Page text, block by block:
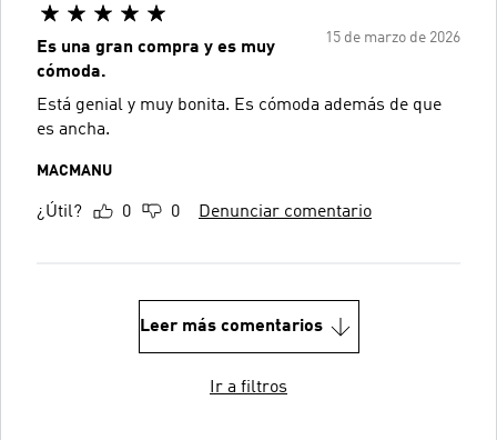
15 de marzo de 2026
Es una gran compra y es muy
cómoda.
Está genial y muy bonita. Es cómoda además de que
es ancha.
MACMANU
¿Útil? 0 0 Denunciar comentario
Leer más comentarios
Ir a filtros